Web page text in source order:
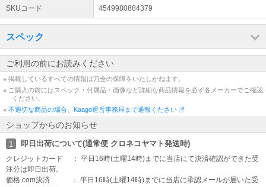
詳細はこちら
SKUコード 4549980884379
スペック
ご利用の前にお読みください
※ 掲載しているすべての情報は万全の保障をいたしかねます。
※ ご購入の前にはスペック・付属品・画像など詳細な商品情報を必ず各メーカーでご確認
ください。
※ 不適切な商品の場合、Kaago運営事務局まで通報ください
ショップからのお知らせ
1 即日出荷について(通常便 クロネコヤマト発送時)
クレジットカード ： 平日16時(土曜14時)までに当店にて決済確認ができた受
注分は即日出荷。
価格.com決済 ： 平日16時(土曜14時)までに当店に承認メールが届いた受